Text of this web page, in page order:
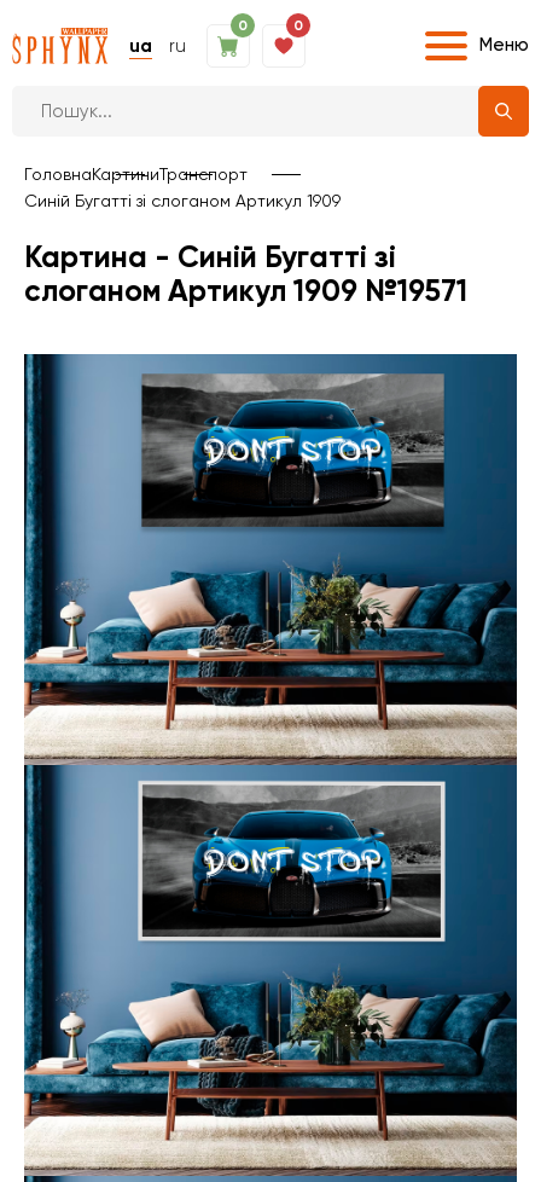
ua ru
0 0
Меню
ГоловнаКартиниТранспорт
Синій Бугатті зі слоганом Артикул 1909
Картина - Синій Бугатті зі
слоганом Артикул 1909 №19571